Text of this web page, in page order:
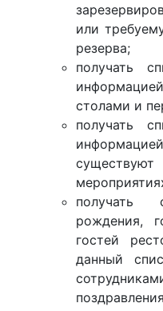
или
резерва;
получать
столами и
получать
получать
рождения,
гостей
данный